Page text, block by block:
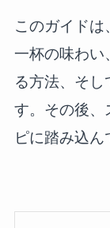
このガイドは
一杯の味わい
る方法、そし
す。その後、
ピに踏み込ん